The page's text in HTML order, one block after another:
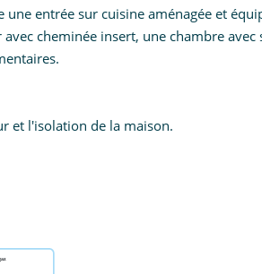
entrée sur cuisine aménagée et
cheminée insert, une chambre avec
et l'isolation de la maison.